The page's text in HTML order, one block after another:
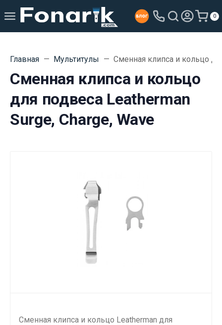
0
Главная Мультитулы Сменная клипса и кольцо
Сменная клипса и кольцо
для подвеса Leatherman
Surge, Charge, Wave
Сменная клипса и кольцо Leatherman для